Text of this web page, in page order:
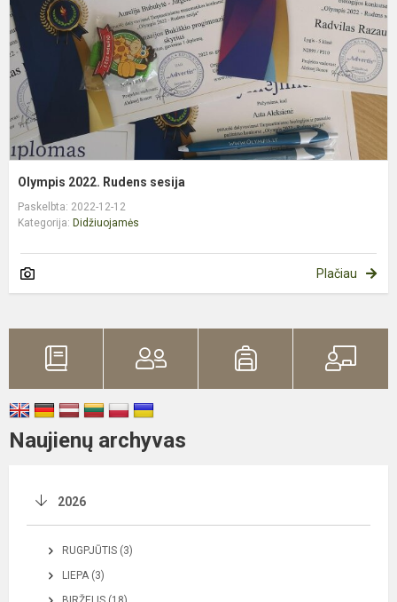
Olympis 2022. Rudens sesija
Paskelbta: 2022-12-12
Kategorija: Didžiuojamės
Plačiau
Naujienų archyvas
2026
RUGPJŪTIS (3)
LIEPA (3)